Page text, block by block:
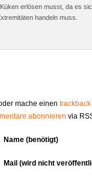
erlösen musst, da es
handeln muss.
mache einen trackback
abonnieren via
Name (benötigt)
Mail (wird nicht